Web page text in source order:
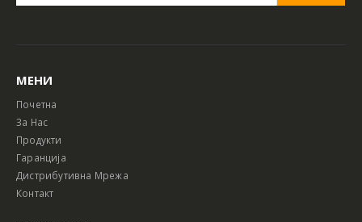
МЕНИ
Почетна
За Нас
Продукти
Гаранција
Дистрибутивна Мрежа
Контакт